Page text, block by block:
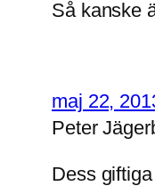
Så kanske
maj 22,
Peter
Dess